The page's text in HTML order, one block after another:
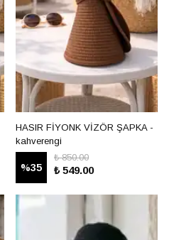
HASIR FİYONK VİZÖR ŞAPKA -
kahverengi
%35
₺ 850.00
₺ 549.00